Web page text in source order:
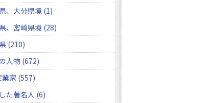
、大分県境 (1)
、宮崎県境 (28)
(210)
人物 (672)
業家 (557)
た著名人 (6)